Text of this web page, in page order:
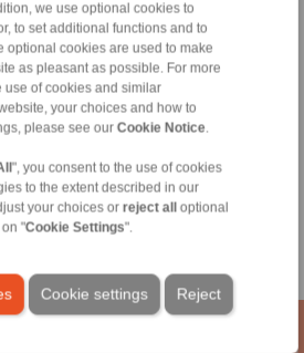
we use optional cookies to
to set additional functions and to
optional cookies are used to make
as pleasant as possible. For more
use of cookies and similar
your choices and how to
please see our Cookie Notice.
", you consent to the use of cookies
to the extent described in our
your choices or reject all
optional
"Cookie Settings".
Reject
Cookie settings
verwachten in een veilige,
met uitstekende vooruitzichten,
ontwikkeling.
BV
6-15